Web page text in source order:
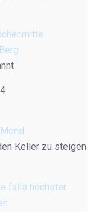
4
Keller zu steigen
falls höchster